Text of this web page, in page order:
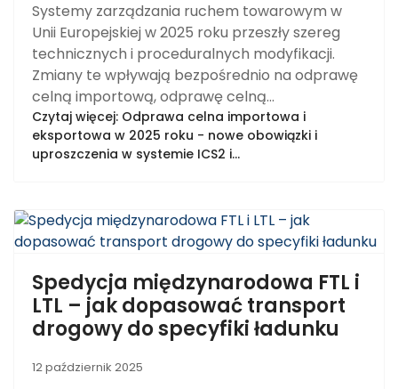
Systemy zarządzania ruchem towarowym w
Unii Europejskiej w 2025 roku przeszły szereg
technicznych i proceduralnych modyfikacji.
Zmiany te wpływają bezpośrednio na odprawę
celną importową, odprawę celną...
Czytaj więcej: Odprawa celna importowa i
eksportowa w 2025 roku - nowe obowiązki i
uproszczenia w systemie ICS2 i...
Spedycja międzynarodowa FTL i
LTL – jak dopasować transport
drogowy do specyfiki ładunku
12 październik 2025